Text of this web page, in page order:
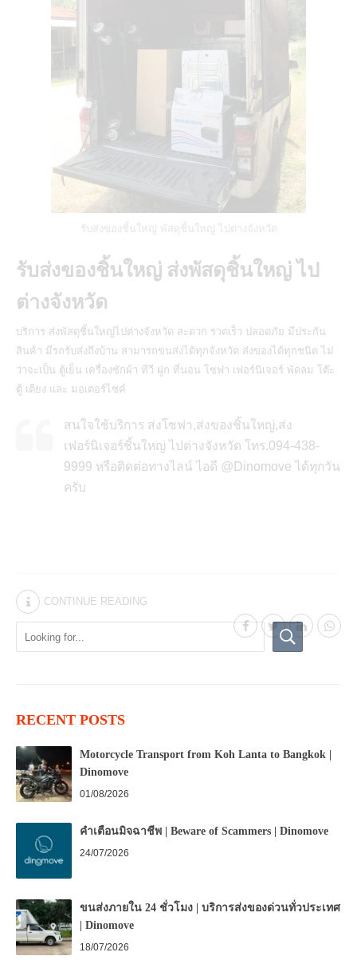
รับส่งของชิ้นใหญ่ พัสดุชิ้นใหญ่ ไปต่างจังหวัด
รับส่งของชิ้นใหญ่ ส่งพัสดุชิ้นใหญ่ ไป
ต่างจังหวัด
บริการ ส่งพัสดุชิ้นใหญ่ไปต่างจังหวัด สะดวก รวดเร็ว ปลอดภัย มีประกัน
สินค้า มีรถรับส่งถึงบ้าน สามารถขนส่งได้ทุกจังหวัด ส่งของได้ทุกชนิด ไม่
ว่าจะเป็น ตู้เย็น เครื่องซักผ้า ทีวี ฝูก ที่นอน โซฟา เฟอร์นิเจอร์ พัดลม โต๊ะ
ตู้ เตียง และ มอเตอร์ไซค์
สนใจใช้บริการ ส่งโซฟา,ส่งของชิ้นใหญ่,ส่ง
เฟอร์นิเจอร์ชิ้นใหญ่ ไปต่างจังหวัด โทร.094-438-
9999 หรือติดต่อทางไลน์ ไอดี @Dinomove ได้ทุกวัน
ครับ
CONTINUE READING
RECENT POSTS
Motorcycle Transport from Koh Lanta to Bangkok |
Dinomove
01/08/2026
คำเตือนมิจฉาชีพ | Beware of Scammers | Dinomove
24/07/2026
ขนส่งภายใน 24 ชั่วโมง | บริการส่งของด่วนทั่วประเทศ
| Dinomove
18/07/2026